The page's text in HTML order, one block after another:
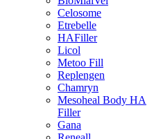
Celosome
Etrebelle
HAFiller
Licol
Metoo Fill
Replengen
Chamryn
Mesoheal Body HA
Filler
Gana